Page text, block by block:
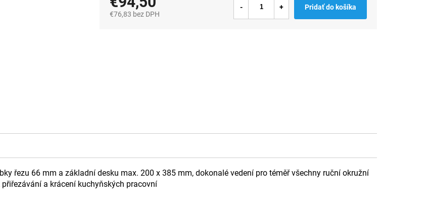
€76,83 bez DPH
Pridať do košíka
řezu 66 mm a základní desku max. 200 x 385 mm, dokonalé vedení pro téměř všechny ruční okružní
a krácení kuchyňských pracovní